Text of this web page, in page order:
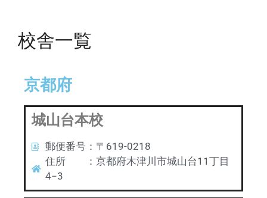
校舎一覧
京都府
城山台本校
郵便番号：〒619-0218
住所 ：京都府木津川市城山台11丁目
4−3